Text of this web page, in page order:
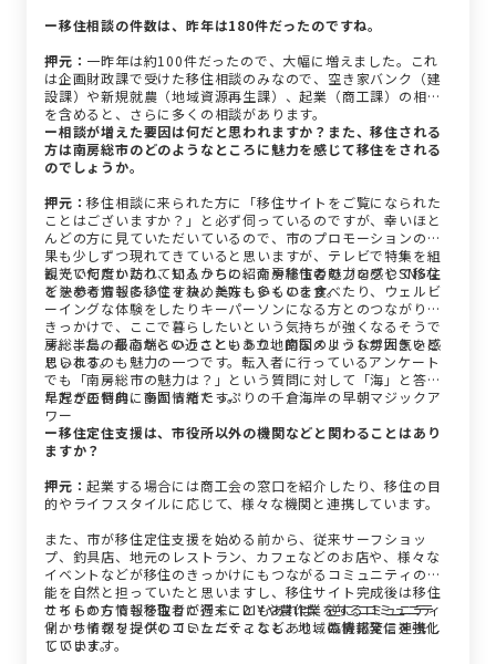
ー移住相談の件数は、昨年は180件だったのですね。
押元： 一昨年は約100件だったので、大幅に増えました。これ
は企画財政課で受けた移住相談のみなので、空き家バンク（建
設課）や新規就農（地域資源再生課）、起業（商工課）の相談
を含めると、さらに多くの相談があります。
ー相談が増えた要因は何だと思われますか？また、移住される
方は南房総市のどのようなところに魅力を感じて移住をされる
のでしょうか。
押元：移住相談に来られた方に「移住サイトをご覧になられた
ことはございますか？」と必ず伺っているのですが、幸いほと
んどの方に見ていただいているので、市のプロモーションの効
果も少しずつ現れてきていると思いますが、テレビで特集を組
んでいただいたり、知人からの紹介や移住者のブログやSNSな
どを参考情報に移住を決めた方も多くいます。
観光で何度か訪れているうちに、南房総市の魅力を感じて移住
を決める方も多いですね。美味しいものを食べたり、ウェルビ
ーイングな体験をしたりキーパーソンになる方とのつながりが
きっかけで、ここで暮らしたいという気持ちが強くなるそうで
す。また、都心からの近さという立地的なメリットが大きいと
思います。
房総半島の最南端ということもあり、南国のような雰囲気を感
じられるのも魅力の一つです。転入者に行っているアンケート
でも「南房総市の魅力は？」という質問に対して「海」と答え
た方が圧倒的に多かったです。
早起きの特典、南国情緒たっぷりの千倉海岸の早朝マジックア
ワー
ー移住定住支援は、市役所以外の機関などと関わることはあり
ますか？
押元：起業する場合には商工会の窓口を紹介したり、移住の目
的やライフスタイルに応じて、様々な機関と連携しています。
また、市が移住定住支援を始める前から、従来サーフショッ
プ、釣具店、地元のレストラン、カフェなどのお店や、様々な
イベントなどが移住のきっかけにもつながるコミュニティの機
能を自然と担っていたと思いますし、移住サイト完成後は移住
サイトの方でも移住者が週末にDIYや農作業をするコミュニテ
ィ、サイクリングのコミュニティなど、地域の情報発信を強化
しています。
こちらから情報を取りに行くこともあれば、逆にコミュニティ
側から情報を提供していただくこともあり、臨機応変に連携し
ています。